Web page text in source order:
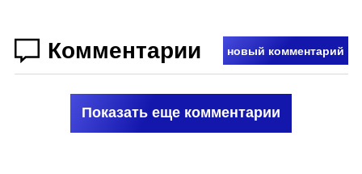
Комментарии новый комментарий
Показать еще комментарии